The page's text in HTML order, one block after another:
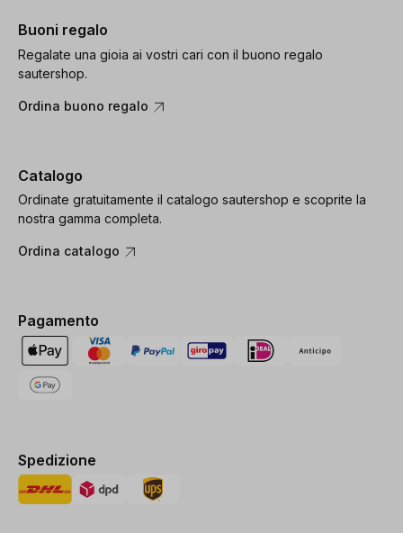
Buoni regalo
Regalate una gioia ai vostri cari con il buono regalo
sautershop.
Ordina buono regalo
Catalogo
Ordinate gratuitamente il catalogo sautershop e scoprite la
nostra gamma completa.
Ordina catalogo
Pagamento
Spedizione